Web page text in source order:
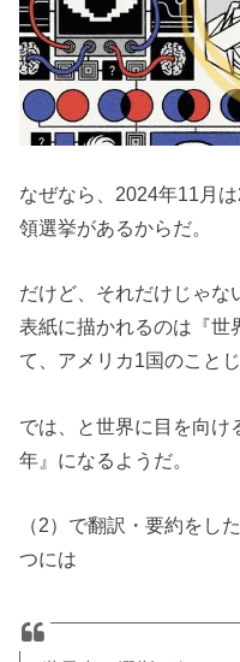
思考ま
で監視
される
こと
なぜなら、2024年11月
領選挙があるからだ。
だけど、それだけじゃな
表紙に描かれるのは『世
て、アメリカ1国のことじ
では、と世界に目を向け
年』になるようだ。
（2）で翻訳・要約をし
つには